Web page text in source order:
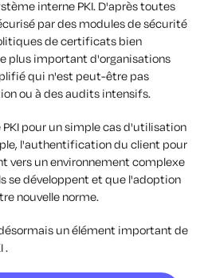
interne PKI. D'après toutes
par des modules de sécurité
de certificats bien
plus important d'organisations
qui n'est peut-être pas
ou à des audits intensifs.
pour un simple cas d'utilisation
l'authentification du client pour
vers un environnement complexe
se développent et que l'adoption
nouvelle norme.
un élément important de
.